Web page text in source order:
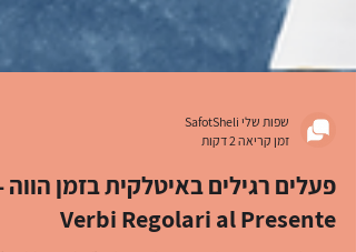
זמן קריאה 2 דקות
פעלים רגילים באיטלקית בזמן הווה